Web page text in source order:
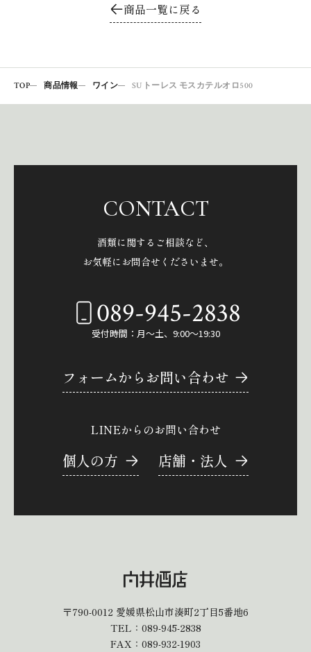
商品一覧に戻る
TOP 商品情報 ワイン SUトーレス モスカテルオロ500
CONTACT
酒類に関するご相談など、
お気軽にお問合せくださいませ。
089-945-2838
受付時間：月～土、9:00～19:30
フォームからお問い合わせ
LINEからのお問い合わせ
個人の方 店舗・法人
〒790-0012 愛媛県松山市湊町2丁目5番地6
TEL： 089-945-2838
FAX：089-932-1903